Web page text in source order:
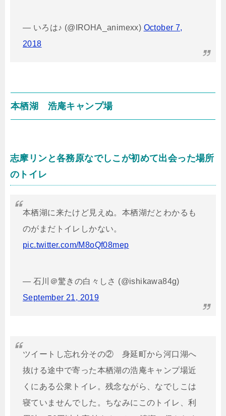
— いろは♪ (@IROHA_animexx) October 7,
2018
本栖湖 浩庵キャンプ場
志摩リンと各務原なでしこが初めて出会った場所
のトイレ
本栖湖に来たけど見えぬ。本栖湖だとわかるも
のがまだトイレしかない。
pic.twitter.com/M8oQf08mep
— 石川＠驚きの白々しさ (@ishikawa84g)
September 21, 2019
ツイートし忘れ分その② 身延町から河口湖へ
抜ける途中で寄った本栖湖の浩庵キャンプ場近
くにある公衆トイレ。残念ながら、なでしこは
寝ていませんでした。ちなみにこのトイレ、利